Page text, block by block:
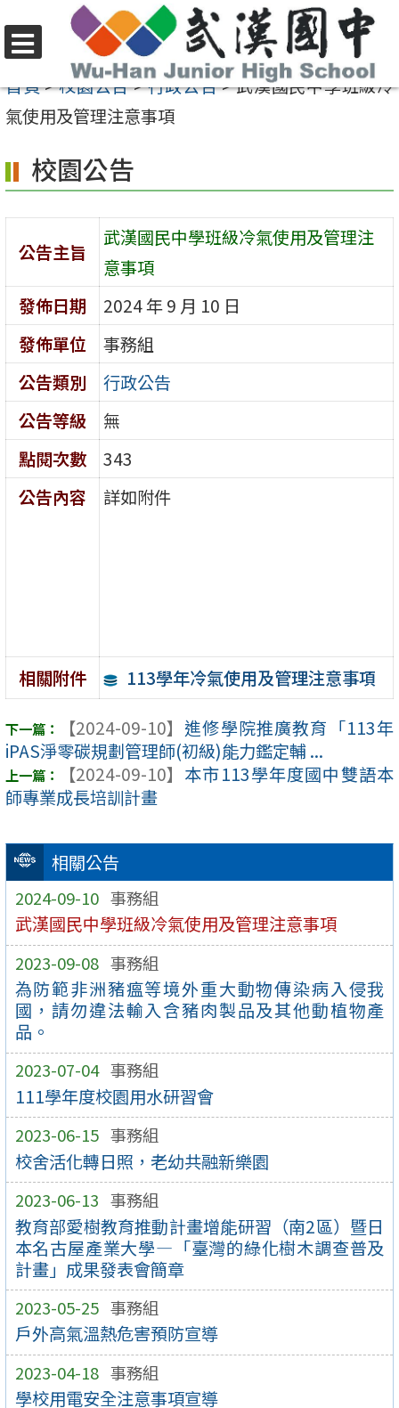
至
要
容
區
選
單
首頁>校園公告>行政公告>武漢國民中學班級冷
氣使用及管理注意事項
相關公告
2024-09-10 事務組
武漢國民中學班級冷氣使用及管理注意事項
2023-09-08 事務組
為防範非洲豬瘟等境外重大動物傳染病入侵我
國，請勿違法輸入含豬肉製品及其他動植物產
品。
2023-07-04 事務組
111學年度校園用水研習會
2023-06-15 事務組
校舍活化轉日照，老幼共融新樂園
2023-06-13 事務組
教育部愛樹教育推動計畫增能研習（南2區）暨日
本名古屋產業大學—「臺灣的綠化樹木調查普及
計畫」成果發表會簡章
2023-05-25 事務組
戶外高氣溫熱危害預防宣導
2023-04-18 事務組
學校用電安全注意事項宣導
校園公告
公告主旨
武漢國民中學班級冷氣使用及管理注
意事項
發佈日期
2024 年 9 月 10 日
發佈單位
事務組
公告類別
行政公告
公告等級
無
點閱次數
343
公告內容
詳如附件
相關附件 113學年冷氣使用及管理注意事項
【2024-09-10】 進修學院推廣教育「113年
iPAS淨零碳規劃管理師(初級)能力鑑定輔 ...
【2024-09-10】 本市113學年度國中雙語本
師專業成長培訓計畫